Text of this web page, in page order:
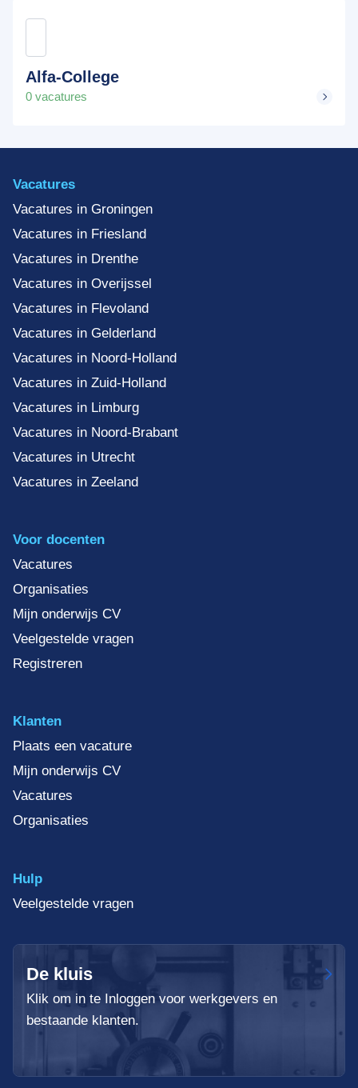
Alfa-College
0 vacatures
Vacatures
Vacatures in Groningen
Vacatures in Friesland
Vacatures in Drenthe
Vacatures in Overijssel
Vacatures in Flevoland
Vacatures in Gelderland
Vacatures in Noord-Holland
Vacatures in Zuid-Holland
Vacatures in Limburg
Vacatures in Noord-Brabant
Vacatures in Utrecht
Vacatures in Zeeland
Voor docenten
Vacatures
Organisaties
Mijn onderwijs CV
Veelgestelde vragen
Registreren
Klanten
Plaats een vacature
Mijn onderwijs CV
Vacatures
Organisaties
Hulp
Veelgestelde vragen
De kluis
Klik om in te Inloggen voor werkgevers en
bestaande klanten.